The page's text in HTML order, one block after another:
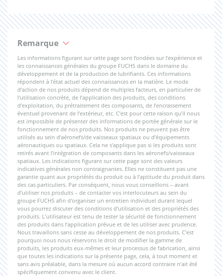
Remarque
Les informations figurant sur cette page sont fondées sur l'expérience et
les connaissances générales du groupe FUCHS dans le domaine du
développement et de la production de lubrifiants. Ces informations
répondent à l'état actuel des connaissances en la matière. Le mode
d’action de nos produits dépend de multiples facteurs, en particulier de
l’utilisation concrète, de l’application des produits, des conditions
d’exploitation, du prétraitement des composants, de l’encrassement
éventuel provenant de l’extérieur, etc. C’est pour cette raison qu'il nous
est impossible de présenter des informations de portée générale sur le
fonctionnement de nos produits. Nos produits ne peuvent pas être
utilisés au sein d’aéronefs/de vaisseaux spatiaux ou d’équipements
aéronautiques ou spatiaux. Cela ne s’applique pas si les produits sont
retirés avant l’intégration de composants dans les aéronefs/vaisseaux
spatiaux. Les indications figurant sur cette page sont des valeurs
indicatives générales non contraignantes. Elles ne constituent pas une
garantie quant aux propriétés du produit ou à l’aptitude du produit dans
des cas particuliers. Par conséquent, nous vous conseillons – avant
d’utiliser nos produits – de contacter vos interlocuteurs au sein du
groupe FUCHS afin d'organiser un entretien individuel durant lequel
vous pourrez discuter des conditions d'utilisation et des propriétés des
produits. L’utilisateur est tenu de tester la sécurité de fonctionnement
des produits dans l’application prévue et de les utiliser avec prudence.
Nous travaillons sans cesse au développement de nos produits. C’est
pourquoi nous nous réservons le droit de modifier la gamme de
produits, les produits eux-mêmes et leur processus de fabrication, ainsi
que toutes les indications sur la présente page, cela, à tout moment et
sans avis préalable, dans la mesure où aucun accord contraire n’ait été
spécifiquement convenu avec le client.